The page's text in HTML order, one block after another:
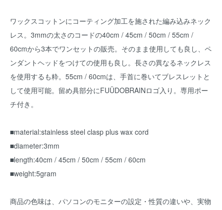
ワックスコットンにコーティング加工を施された編み込みネック
レス。3mmの太さのコードの40cm / 45cm / 50cm / 55cm /
60cmから3本でワンセットの販売。そのまま使用しても良し、ペ
ンダントヘッドをつけての使用も良し。長さの異なるネックレス
を使用するも粋。55cm / 60cmは、手首に巻いてブレスレットと
して使用可能。留め具部分にFUÜDOBRAINロゴ入り。専用ポー
チ付き。
■material:stainless steel clasp plus wax cord
■diameter:3mm
■length:40cm / 45cm / 50cm / 55cm / 60cm
■weight:5gram
商品の色味は、パソコンのモニターの設定・性質の違いや、実物